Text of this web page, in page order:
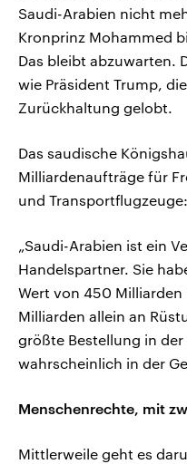
Saudi-Arabien nicht
Kronprinz Mohammed
Das bleibt abzuwarten.
wie Präsident Trump,
Zurückhaltung gelobt.
Das saudische
Milliardenaufträge für
und Transportflugzeuge:
„Saudi-Arabien ist ein
Handelspartner. Sie
Wert von 450 Milliarden
Milliarden allein an
größte Bestellung in
wahrscheinlich in der
Menschenrechte, mit
Mittlerweile geht es